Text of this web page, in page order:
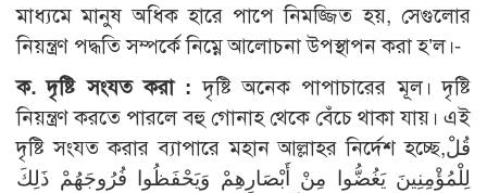
মাধ্যমে মানুষ অধিক হারে পাপে নিমজ্জিত হয়, সেগুলোর
নিয়ন্ত্রণ পদ্ধতি সম্পর্কে নিম্নে আলোচনা উপস্থাপন করা হ’ল।-
ক. দৃষ্টি সংযত করা :দৃষ্টি অনেক পাপাচারের মূল। দৃষ্টি
নিয়ন্ত্রণ করতে পারলে বহু গোনাহ থেকে বেঁচে থাকা যায়। এই
দৃষ্টি সংযত করার ব্যাপারে মহান আল্লাহর নির্দেশ হচ্ছে,قُلْ
لِلْمُؤْمِنِينَ يَغُضُّوا مِنْ أَبْصَارِهِمْ وَيَحْفَظُوا فُرُوجَهُمْ ذَلِكَ